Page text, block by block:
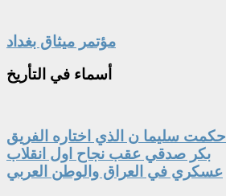
مؤتمر ميثاق بغداد
أسماء في التأريخ
حكمت سليما ن الذي اختاره الفريق
بكر صدقي عقب نجاح اول انقلاب
عسكري في العراق والوطن العربي